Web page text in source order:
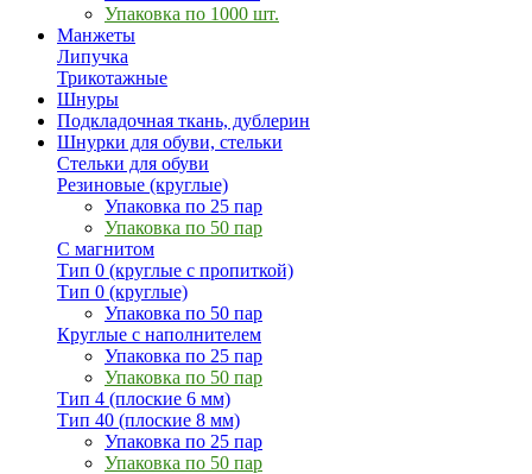
Упаковка по 1000 шт.
Манжеты
Липучка
Трикотажные
Шнуры
Подкладочная ткань, дублерин
Шнурки для обуви, стельки
Стельки для обуви
Резиновые (круглые)
Упаковка по 25 пар
Упаковка по 50 пар
С магнитом
Тип 0 (круглые с пропиткой)
Тип 0 (круглые)
Упаковка по 50 пар
Круглые с наполнителем
Упаковка по 25 пар
Упаковка по 50 пар
Тип 4 (плоские 6 мм)
Тип 40 (плоские 8 мм)
Упаковка по 25 пар
Упаковка по 50 пар